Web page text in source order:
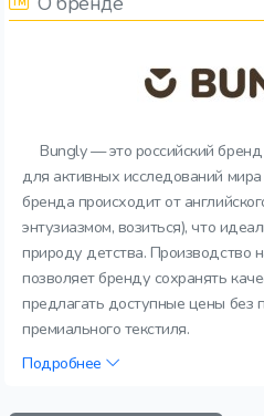
Bungly — это российский
для активных исследований
бренда происходит от
энтузиазмом, возиться), что
природу детства. Производство
позволяет бренду сохранять
предлагать доступные цены без
премиального текстиля.
Подробнее